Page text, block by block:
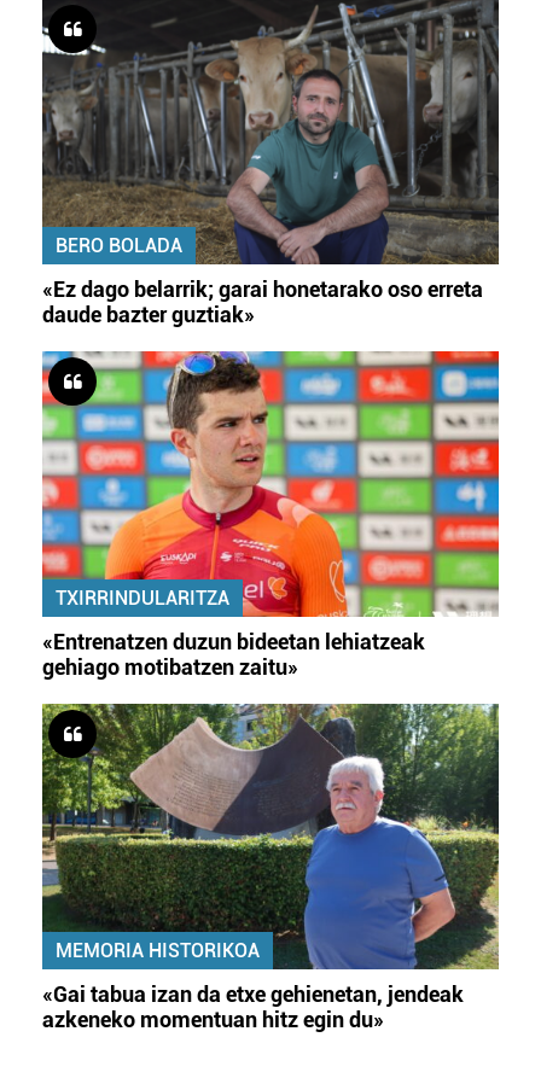
BERO BOLADA
«Ez dago belarrik; garai honetarako oso erreta
daude bazter guztiak»
TXIRRINDULARITZA
«Entrenatzen duzun bideetan lehiatzeak
gehiago motibatzen zaitu»
MEMORIA HISTORIKOA
«Gai tabua izan da etxe gehienetan, jendeak
azkeneko momentuan hitz egin du»